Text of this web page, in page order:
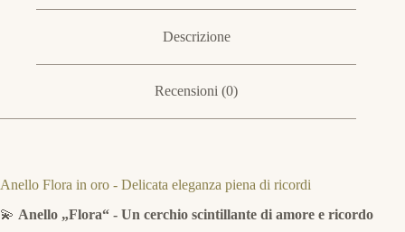
Descrizione
Recensioni (0)
Anello Flora in oro - Delicata eleganza piena di ricordi
💫 Anello „Flora“ - Un cerchio scintillante di amore e ricordo